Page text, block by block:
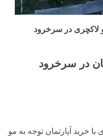
لاکچری در سرخرود
در سرخرود
با خرید آپارتمان توجه به